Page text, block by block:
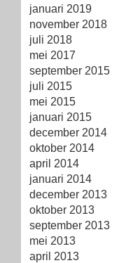
januari 2019
november 2018
juli 2018
mei 2017
september 2015
juli 2015
mei 2015
januari 2015
december 2014
oktober 2014
april 2014
januari 2014
december 2013
oktober 2013
september 2013
mei 2013
april 2013